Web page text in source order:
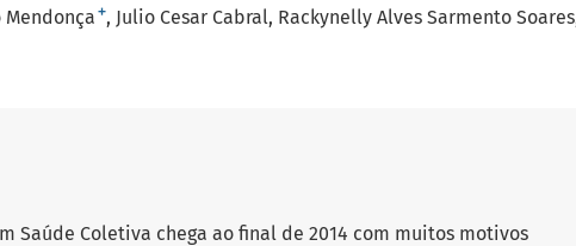
Mendonça + Julio Cesar Cabral Rackynelly Alves Sarmento Soares
Saúde Coletiva chega ao final de 2014 com muitos motivos